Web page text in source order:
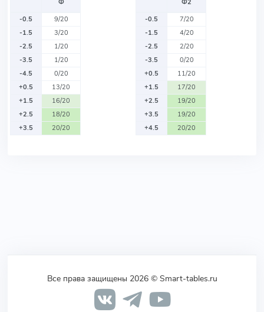
Ф
-0.5
9/20
-1.5
3/20
-2.5
1/20
-3.5
1/20
-4.5
0/20
+0.5
13/20
+1.5
16/20
+2.5
18/20
+3.5
20/20
Ф2
-0.5
7/20
-1.5
4/20
-2.5
2/20
-3.5
0/20
+0.5
11/20
+1.5
17/20
+2.5
19/20
+3.5
19/20
+4.5
20/20
Все права защищены 2026 © Smart-tables.ru